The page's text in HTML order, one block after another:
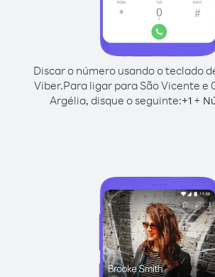
Discar o número usando o teclado
Viber.Para ligar para São Vicente e
Argélia, disque o seguinte:+1 +